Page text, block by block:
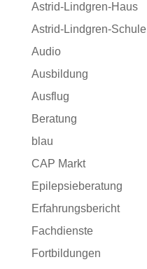
Astrid-Lindgren-Haus
Astrid-Lindgren-Schule
Audio
Ausbildung
Ausflug
Beratung
blau
CAP Markt
Epilepsieberatung
Erfahrungsbericht
Fachdienste
Fortbildungen